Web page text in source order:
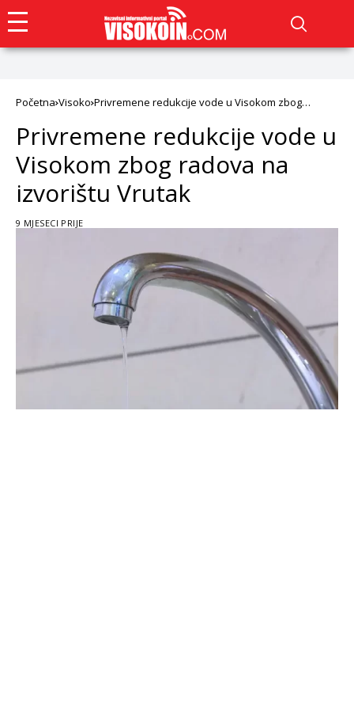
Početna Visoko Privremene redukcije vode u Visokom zbog
Privremene redukcije vode u
Visokom zbog radova na
izvorištu Vrutak
9 MJESECI PRIJE